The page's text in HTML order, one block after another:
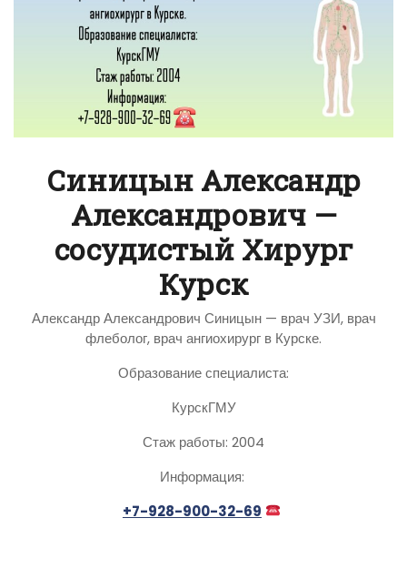
Синицын Александр
Александрович —
сосудистый Хирург
Курск
Александр Александрович Синицын — врач УЗИ, врач
флеболог, врач ангиохирург в Курске.
Образование специалиста:
КурскГМУ
Стаж работы: 2004
Информация:
+7-928-900-32-69